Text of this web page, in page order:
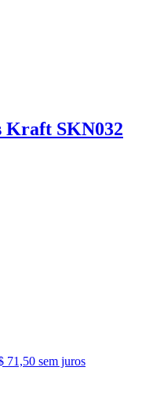
Kraft SKN032
71,50 sem juros